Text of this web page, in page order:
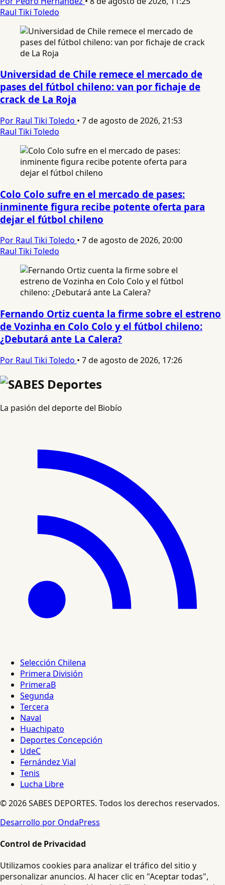
Raul Tiki Toledo
Universidad de Chile remece el mercado de
pases del fútbol chileno: van por fichaje de
crack de La Roja
Por Raul Tiki Toledo • 7 de agosto de 2026, 21:53
Raul Tiki Toledo
Colo Colo sufre en el mercado de pases:
inminente figura recibe potente oferta para
dejar el fútbol chileno
Por Raul Tiki Toledo • 7 de agosto de 2026, 20:00
Raul Tiki Toledo
Fernando Ortiz cuenta la firme sobre el estreno
de Vozinha en Colo Colo y el fútbol chileno:
¿Debutará ante La Calera?
Por Raul Tiki Toledo • 7 de agosto de 2026, 17:26
La pasión del deporte del Biobío
Selección Chilena
Primera División
PrimeraB
Segunda
Tercera
Naval
Huachipato
Deportes Concepción
UdeC
Fernández Vial
Tenis
Lucha Libre
© 2026 SABES DEPORTES. Todos los derechos reservados.
Desarrollo por OndaPress
Control de Privacidad
Utilizamos cookies para analizar el tráfico del sitio y
personalizar anuncios. Al hacer clic en "Aceptar todas",